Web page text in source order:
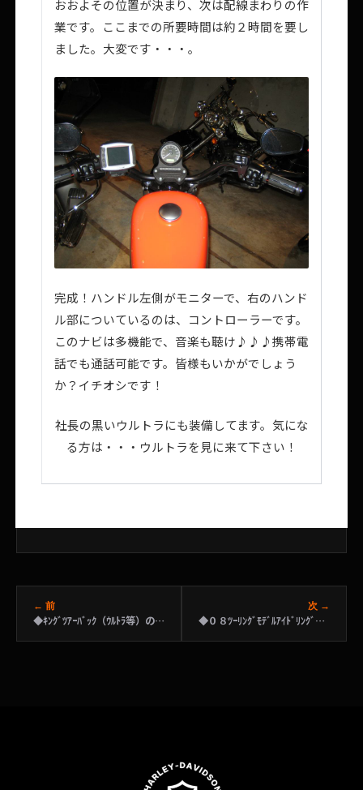
おおよその位置が決まり、次は配線まわりの作
業です。ここまでの所要時間は約２時間を要し
ました。大変です・・・。
完成！ハンドル左側がモニターで、右のハンド
ル部についているのは、コントローラーです。
このナビは多機能で、音楽も聴け♪♪♪携帯電
話でも通話可能です。皆様もいかがでしょう
か？イチオシです！
社長の黒いウルトラにも装備してます。気にな
る方は・・・ウルトラを見に来て下さい！
← 前
◆ｷﾝｸﾞﾂｱｰﾊﾞｯｸ（ｳﾙﾄﾗ等）のﾃｲﾙﾗｲﾄｷｯﾄの取付
次 →
◆０８ﾂｰﾘﾝｸﾞﾓﾃﾞﾙｱｲﾄﾞﾘﾝｸﾞ調整